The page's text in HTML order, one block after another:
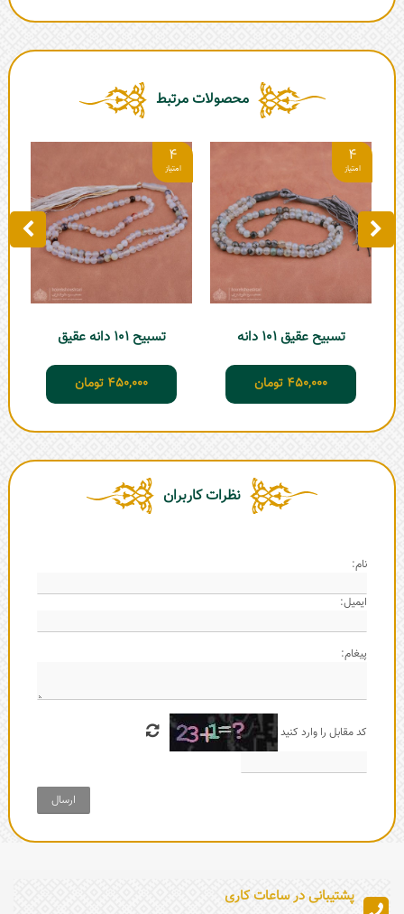
محصولات مرتبط
4
تسبیح عقیق 101 دانه
450,000 تومان
4
تسبیح 101 دانه عقیق
450,000 تومان
نظرات کاربران
نام:
ایمیل:
پیغام:
کد مقابل را وارد کنید
ارسال
پشتیبانی در ساعات کاری